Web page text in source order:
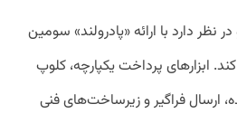
دارد با ارائه «پادرولند» سومین
ابزارهای پرداخت یکپارچه، کلوپ
ارسال فراگیر و زیرساخت‌های فنی